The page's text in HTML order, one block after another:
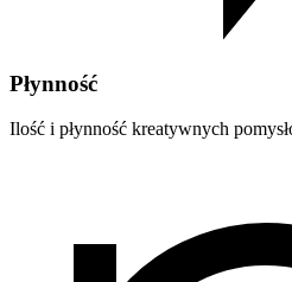
Płynność
Ilość i płynność kreatywnych